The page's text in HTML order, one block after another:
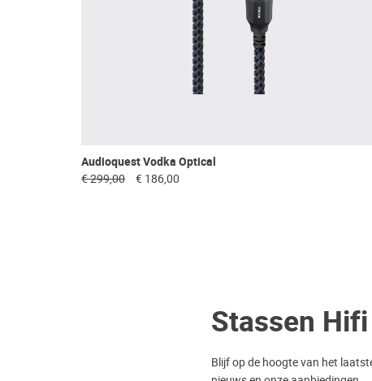
Audioquest Vodka Optical
€ 299,00 € 186,00
Stassen
Blijf op de hoogte van het